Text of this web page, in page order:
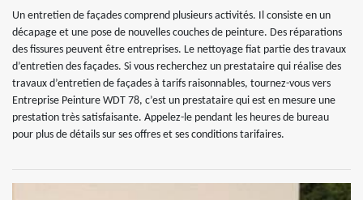
Un entretien de façades comprend plusieurs activités. Il consiste en un
décapage et une pose de nouvelles couches de peinture. Des réparations
des fissures peuvent être entreprises. Le nettoyage fiat partie des travaux
d’entretien des façades. Si vous recherchez un prestataire qui réalise des
travaux d’entretien de façades à tarifs raisonnables, tournez-vous vers
Entreprise Peinture WDT 78, c’est un prestataire qui est en mesure une
prestation très satisfaisante. Appelez-le pendant les heures de bureau
pour plus de détails sur ses offres et ses conditions tarifaires.